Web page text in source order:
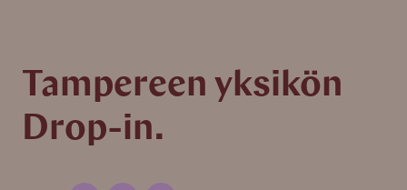
Tampereen yksikön
Drop-in.